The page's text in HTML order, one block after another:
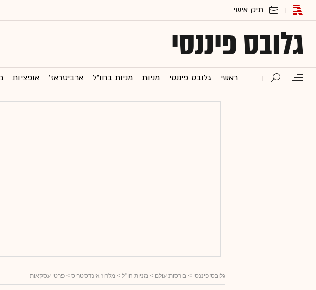
גלובס פיננסי
ראשי גלובס פיננסי מניות מניות בחו"ל ארביטראז' אופציות
גלובס פיננסי > בורסות עולם > מניות חו"ל > מלרוז אינדסטריס > פרטי עסקאות